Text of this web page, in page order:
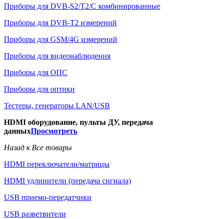
Приборы для DVB-S2/T2/C комбинированные
Приборы для DVB-T2 измерений
Приборы для GSM/4G измерений
Приборы для видеонаблюдения
Приборы для ОПС
Приборы для оптики
Тестеры, генераторы LAN/USB
HDMI оборудование, пульты ДУ, передача
данныхПросмотреть
Назад к Все товары
HDMI переключатели/матрицы
HDMI удлинители (передача сигнала)
USB приемо-передатчики
USB разветвители